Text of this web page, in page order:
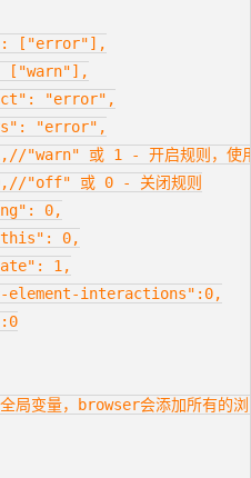
["error"],
["warn"],
"error",
"error",
"warn" 或 1 - 开启规则，使
"off" 或 0 - 关闭规则
0,
0,
1,
element-interactions":0,
局变量，browser会添加所有的